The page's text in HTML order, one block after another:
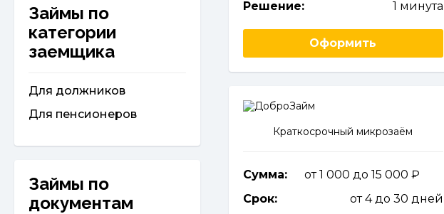
Займы по
категории
заемщика
Для должников
Для пенсионеров
Займы по
документам
Решение:
1 минута
Оформить
Краткосрочный микрозаём
Сумма:
от 1 000 до 15 000
Срок:
от 4 до 30 дней